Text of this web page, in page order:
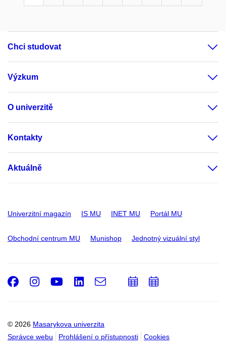
Chci studovat
Výzkum
O univerzitě
Kontakty
Aktuálně
Univerzitní magazín IS MU INET MU Portál MU
Obchodní centrum MU Munishop Jednotný vizuální styl
© 2026 Masarykova univerzita
Správce webu
Prohlášení o přístupnosti Cookies
Facebook
Instagram
Youtube
LinkedIn
e-
PřidatPřidat